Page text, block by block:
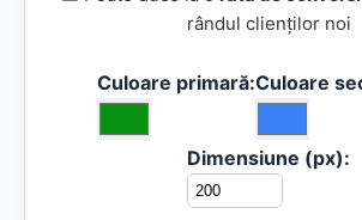
rândul clienților noi
Culoare primară:Culoare
Dimensiune (px):